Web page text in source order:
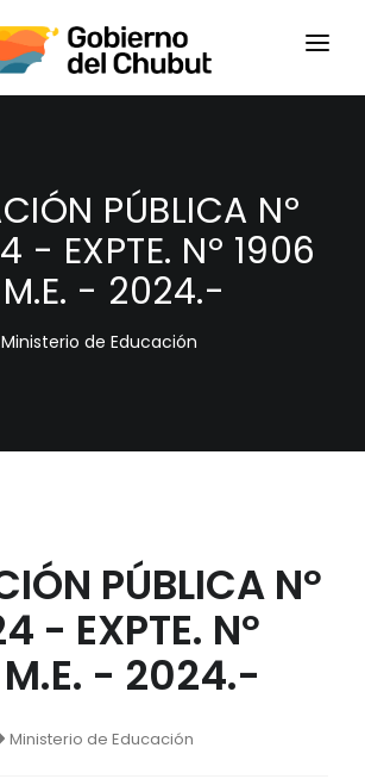
PÚBLICA Nº
- EXPTE. Nº 1906
- 2024.-
Ministerio de Educación
PÚBLICA Nº
- EXPTE. Nº
- 2024.-
Ministerio de Educación